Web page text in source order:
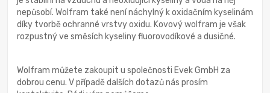
nepůsobí. Wolfram také není náchylný k oxidačním kyselinám
díky tvorbě ochranné vrstvy oxidu. Kovový wolfram je však
rozpustný ve směsích kyseliny fluorovodíkové a dusičné.
Wolfram můžete zakoupit u společnosti Evek GmbH za
dobrou cenu. V případě dalších dotazů nás prosím